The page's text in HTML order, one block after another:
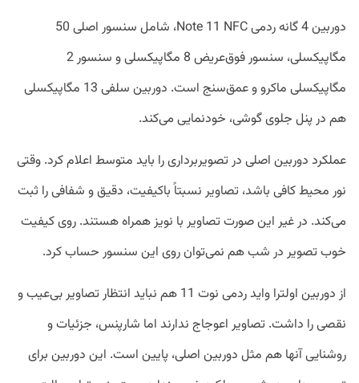
دوربین 4 گانه ردمی Note 11 NFC، شامل سنسور اصلی 50
مگاپیکسلی، سنسور فوق‌عریض 8 مگاپیکسلی و سنسور 2
مگاپیکسلی ماکرو و عمق‌سنج است. دوربین سلفی 13 مگاپیکسلی
هم در پنل جلوی گوشی، خودنمایی می‌کند.
عملکرد دوربین اصلی در تصویربرداری را باید متوسط اعلام کرد. وقتی
نور محیط کافی باشد، تصاویر نسبتاً باکیفیت، دقیق و شفافی را ثبت
می‌کند. در غیر این صورت تصاویر با نویز همراه هستند. روی کیفیت
خوب تصویر در شب هم نمی‌توان روی این سنسور حساب کرد.
از دوربین اولترا واید ردمی نوت 11 هم نباید انتظار تصاویر بی‌عیب و
نقصی را داشت. تصاویر اعوجاج ندارند اما شارپنس، جزئیات و
روشنایی آنها هم مثل دوربین اصلی، پایین است. این دوربین برای